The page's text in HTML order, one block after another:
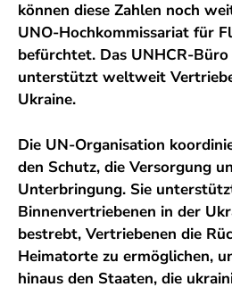
können diese Zahlen noch
UNO-Hochkommissariat für
befürchtet. Das UNHCR-
unterstützt weltweit
Ukraine.
Die UN-Organisation
den Schutz, die Versorgung
Unterbringung. Sie
Binnenvertriebenen in der
bestrebt, Vertriebenen die
Heimatorte zu ermöglichen,
hinaus den Staaten, die